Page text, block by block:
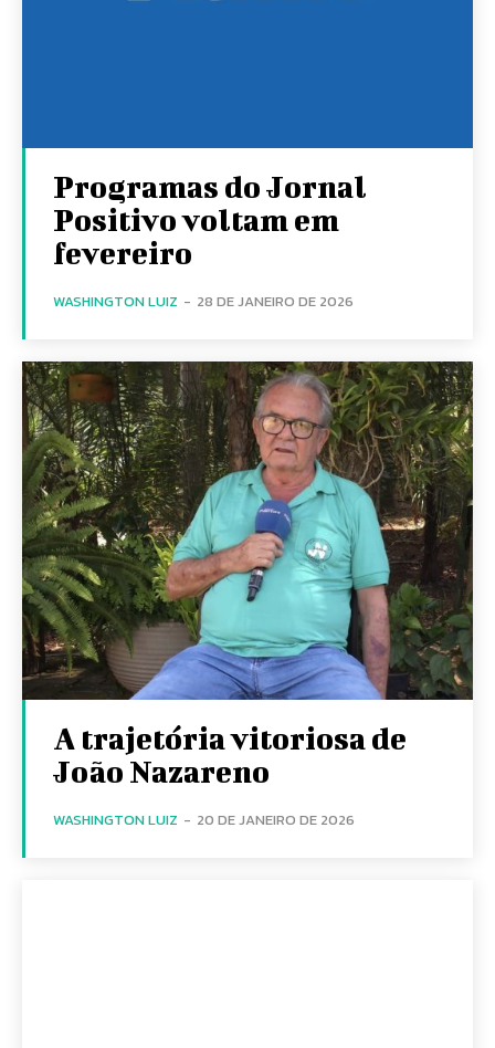
Programas do Jornal
Positivo voltam em
fevereiro
WASHINGTON LUIZ - 28 DE JANEIRO DE 2026
A trajetória vitoriosa de
João Nazareno
WASHINGTON LUIZ - 20 DE JANEIRO DE 2026